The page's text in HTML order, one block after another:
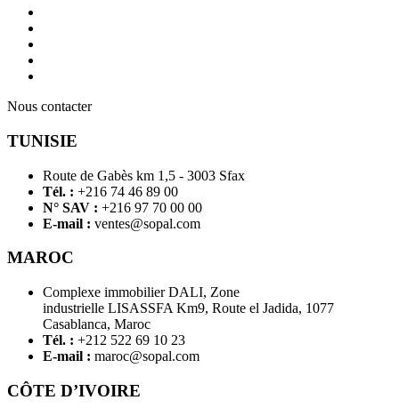
Nous contacter
TUNISIE
Route de Gabès km 1,5 - 3003 Sfax
Tél. : +216 74 46 89 00
N° SAV : +216 97 70 00 00
E-mail : ventes@sopal.com
MAROC
Complexe immobilier DALI, Zone
industrielle LISASSFA Km9, Route el Jadida, 1077
Casablanca, Maroc
Tél. : +212 522 69 10 23
E-mail : maroc@sopal.com
CÔTE D’IVOIRE